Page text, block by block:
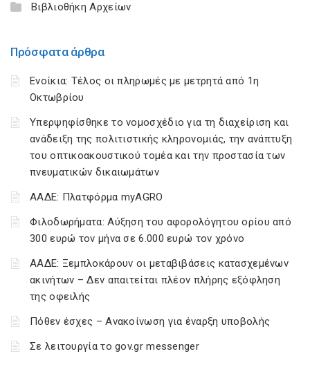
Βιβλιοθήκη Αρχείων
Πρόσφατα άρθρα
Ενοίκια: Τέλος οι πληρωμές με μετρητά από 1η
Οκτωβρίου
Υπερψηφίσθηκε το νομοσχέδιο για τη διαχείριση και
ανάδειξη της πολιτιστικής κληρονομιάς, την ανάπτυξη
του οπτικοακουστικού τομέα και την προστασία των
πνευματικών δικαιωμάτων
ΑΑΔΕ: Πλατφόρμα myAGRO
Φιλοδωρήματα: Αύξηση του αφορολόγητου ορίου από
300 ευρώ τον μήνα σε 6.000 ευρώ τον χρόνο
ΑΑΔΕ: Ξεμπλοκάρουν οι μεταβιβάσεις κατασχεμένων
ακινήτων – Δεν απαιτείται πλέον πλήρης εξόφληση
της οφειλής
Πόθεν έσχες – Ανακοίνωση για έναρξη υποβολής
Σε λειτουργία το gov.gr messenger